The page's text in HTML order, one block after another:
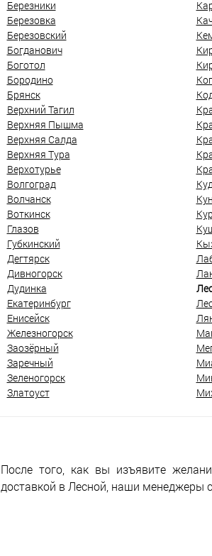
Березники
Березовка
Березовский
Богданович
Боготол
Бородино
Брянск
Верхний Тагил
Верхняя Пышма
Верхняя Салда
Верхняя Тура
Верхотурье
Волгоград
Волчанск
Воткинск
Глазов
Губкинский
Дегтярск
Дивногорск
Дудинка
Екатеринбург
Енисейск
Железногорск
Заозёрный
Заречный
Зеленогорск
Златоуст
После того, как вы изъявите
доставкой в Лесной, наши менеджеры